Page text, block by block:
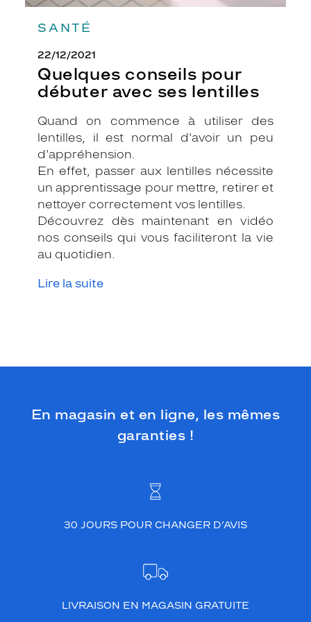
SANTÉ
22/12/2021
Quelques conseils pour
débuter avec ses lentilles
Quand on commence à utiliser des
lentilles, il est normal d'avoir un peu
d'appréhension.
En effet, passer aux lentilles nécessite
un apprentissage pour mettre, retirer et
nettoyer correctement vos lentilles.
Découvrez dès maintenant en vidéo
nos conseils qui vous faciliteront la vie
au quotidien.
Lire la suite
En magasin et en ligne, les mêmes
garanties !
30 JOURS POUR CHANGER D’AVIS
LIVRAISON EN MAGASIN GRATUITE